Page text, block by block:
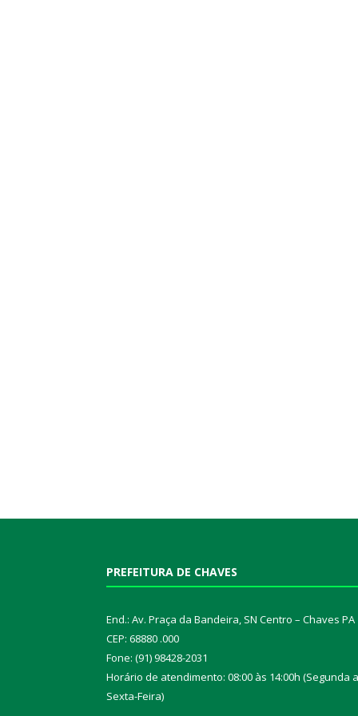
PREFEITURA DE CHAVES
End.: Av. Praça da Bandeira, SN Centro – Chaves PA
CEP: 68880 .000
Fone: (91) 98428-2031
Horário de atendimento: 08:00 às 14:00h (Segunda a
Sexta-Feira)